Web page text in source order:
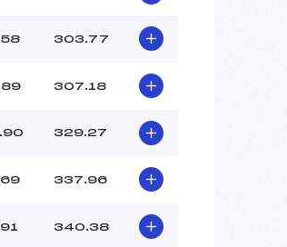
303.77
307.18
329.27
337.96
340.38